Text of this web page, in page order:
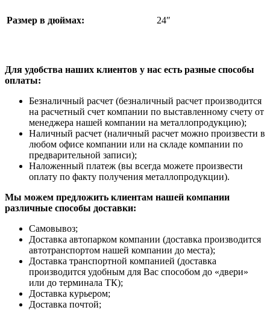
Размер в дюймах: 24″
Для удобства наших клиентов у нас есть разные способы
оплаты:
Безналичный расчет (безналичный расчет производится
на расчетный счет компании по выставленному счету от
менеджера нашей компании на металлопродукцию);
Наличный расчет (наличный расчет можно произвести в
любом офисе компании или на складе компании по
предварительной записи);
Наложенный платеж (вы всегда можете произвести
оплату по факту получения металлопродукции).
Мы можем предложить клиентам нашей компании
различные способы доставки:
Самовывоз;
Доставка автопарком компании (доставка производится
автотранспортом нашей компании до места);
Доставка транспортной компанией (доставка
производится удобным для Вас способом до «двери»
или до терминала ТК);
Доставка курьером;
Доставка почтой;